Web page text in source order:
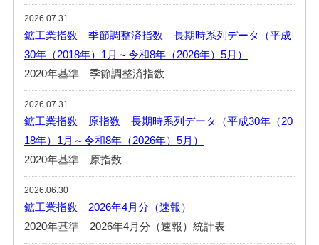
2026.07.31
鉱工業指数 季節調整済指数 長期時系列データ（平成
30年（2018年）1月～令和8年（2026年）5月）
2020年基準 季節調整済指数
2026.07.31
鉱工業指数 原指数 長期時系列データ（平成30年（20
18年）1月～令和8年（2026年）5月）
2020年基準 原指数
2026.06.30
鉱工業指数 2026年4月分（速報）
2020年基準 2026年4月分（速報）統計表